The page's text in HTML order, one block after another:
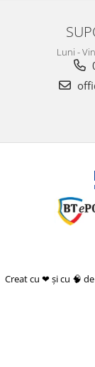
Luni -
Creat cu ❤ și cu 🧠